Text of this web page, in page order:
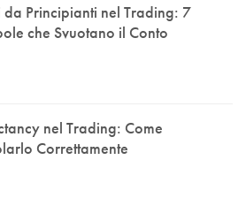
da Principianti nel Trading: 7
che Svuotano il Conto
nel Trading: Come
Correttamente